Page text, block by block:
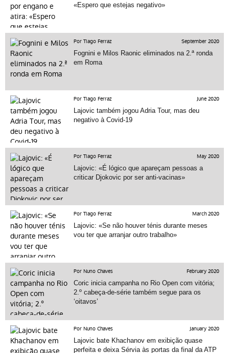
«Espero que estejas negativo»
Por Tiago Ferraz September 2020
Fognini e Milos Raonic eliminados na 2.ª ronda
em Roma
Por Tiago Ferraz June 2020
Lajovic também jogou Adria Tour, mas deu
negativo à Covid-19
Por Tiago Ferraz May 2020
Lajovic: «É lógico que apareçam pessoas a
criticar Djokovic por ser anti-vacinas»
Por Tiago Ferraz March 2020
Lajovic: «Se não houver ténis durante meses
vou ter que arranjar outro trabalho»
Por Nuno Chaves February 2020
Coric inicia campanha no Rio Open com vitória;
2.º cabeça-de-série também segue para os
‘oitavos’
Por Nuno Chaves January 2020
Lajovic bate Khachanov em exibição quase
perfeita e deixa Sérvia às portas da final da ATP